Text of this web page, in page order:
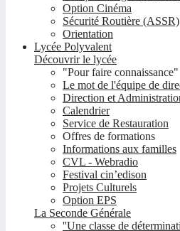
Option Cinéma
Sécurité Routière (ASSR)
Orientation
Lycée Polyvalent
Découvrir le lycée
"Pour faire connaissance"
Le mot de l'équipe de
Direction et
Calendrier
Service de Restauration
Offres de formations
Informations aux familles
CVL - Webradio
Festival cin’edison
Projets Culturels
Option EPS
La Seconde Générale
''Une classe de